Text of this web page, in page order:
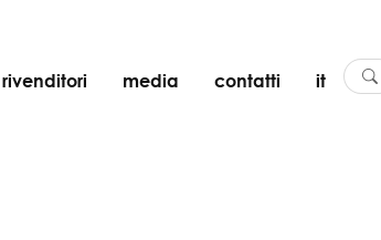
rivenditori media contatti it